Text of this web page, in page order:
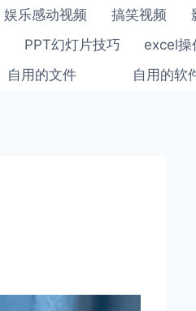
娱乐感动视频 搞笑视频
PPT幻灯片技巧 excel操
自用的文件 自用的软